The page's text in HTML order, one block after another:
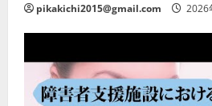
pikakichi2015@gmail.com 2026